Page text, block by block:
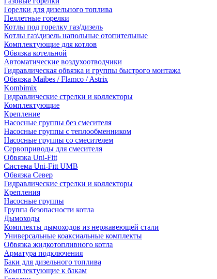
Горелки для дизельного топлива
Пеллетные горелки
Котлы под горелку газ/дизель
Котлы газ\дизель напольные отопительные
Комплектующие для котлов
Обвязка котельной
Автоматические воздухоотводчики
Гидравлическая обвязка и группы быстрого монтажа
Обвязка Maibes / Flamco / Astrix
Kombimix
Гидравлические стрелки и коллекторы
Комплектующие
Крепление
Насосные группы без смесителя
Насосные группы с теплообменником
Насосные группы со смесителем
Сервоприводы для смесителя
Обвязка Uni-Fitt
Система Uni-Fitt UMB
Обвязка Север
Гидравлические стрелки и коллекторы
Крепления
Насосные группы
Группа безопасности котла
Дымоходы
Комплекты дымоходов из нержавеющей стали
Универсальные коаксиальные комплекты
Обвязка жидкотопливного котла
Арматура подключения
Баки для дизельного топлива
Комплектующие к бакам